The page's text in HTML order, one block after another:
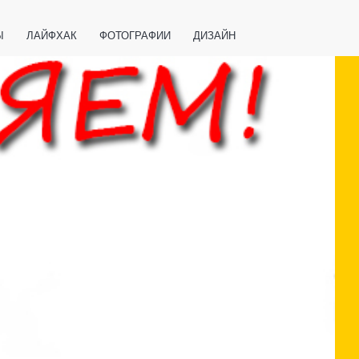
ЛАЙФХАК ФОТОГРАФИИ ДИЗАЙН
ВАЖНО ЗНАТЬ СПОРТ СМАРТФОНЫ ПОЛЕЗНОЕ